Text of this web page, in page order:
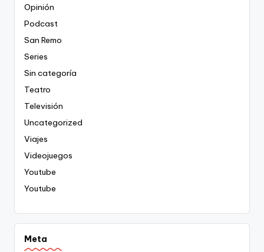
Opinión
Podcast
San Remo
Series
Sin categoría
Teatro
Televisión
Uncategorized
Viajes
Videojuegos
Youtube
Youtube
Meta